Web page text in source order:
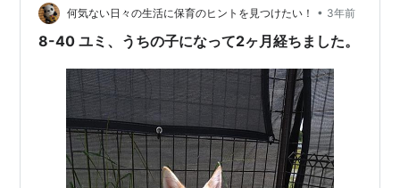
台に乗っていました… 先生からは「ユミちゃんはちゃん
と子宮と卵巣がありました」と…
何気ない日々の生活に保育のヒントを見つけたい！ • 3年前
8-40 ユミ、うちの子になって2ヶ月経ちました。